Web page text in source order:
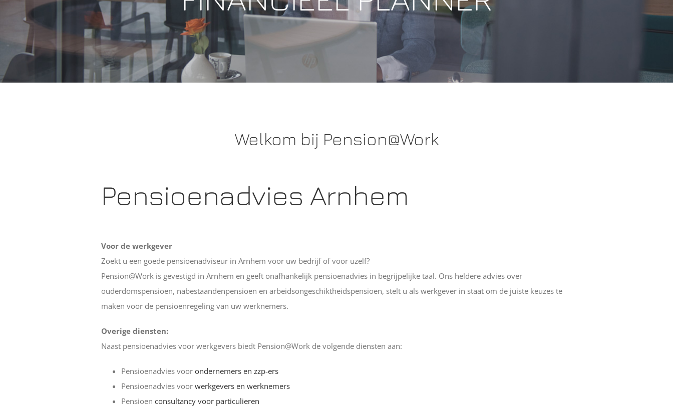
Welkom bij Pension@Work
Pensioenadvies Arnhem
Voor de werkgever
Zoekt u een goede pensioenadviseur in Arnhem voor uw bedrijf of voor uzelf?
Pension@Work is gevestigd in Arnhem en geeft onafhankelijk pensioenadvies in begrijpelijke taal. Ons heldere advies over
ouderdomspensioen, nabestaandenpensioen en arbeidsongeschiktheidspensioen, stelt u als werkgever in staat om de juiste keuzes te
maken voor de pensioenregeling van uw werknemers.
Overige diensten:
Naast pensioenadvies voor werkgevers biedt Pension@Work de volgende diensten aan:
Pensioenadvies voor ondernemers en zzp-ers
Pensioenadvies voor werkgevers en werknemers
Pensioen consultancy voor particulieren